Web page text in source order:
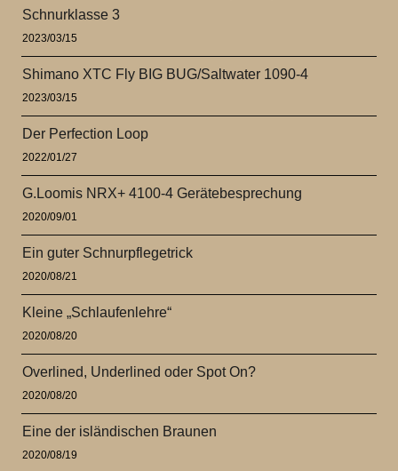
Schnurklasse 3
2023/03/15
Shimano XTC Fly BIG BUG/Saltwater 1090-4
2023/03/15
Der Perfection Loop
2022/01/27
G.Loomis NRX+ 4100-4 Gerätebesprechung
2020/09/01
Ein guter Schnurpflegetrick
2020/08/21
Kleine „Schlaufenlehre“
2020/08/20
Overlined, Underlined oder Spot On?
2020/08/20
Eine der isländischen Braunen
2020/08/19